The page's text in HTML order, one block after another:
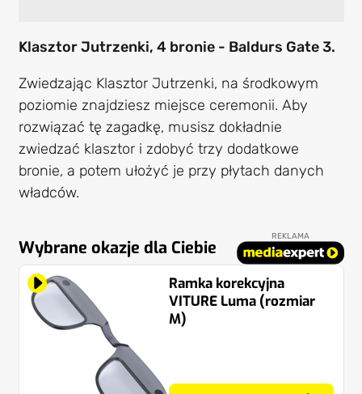
Klasztor Jutrzenki, 4 bronie - Baldurs Gate 3.
Zwiedzając Klasztor Jutrzenki, na środkowym
poziomie znajdziesz miejsce ceremonii. Aby
rozwiązać tę zagadkę, musisz dokładnie
zwiedzać klasztor i zdobyć trzy dodatkowe
bronie, a potem ułożyć je przy płytach danych
władców.
Wybrane okazje dla Ciebie
REKLAMA
Ramka korekcyjna
VITURE Luma (rozmiar
M)